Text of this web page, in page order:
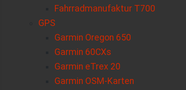
Fahrradmanufaktur T700
GPS
Garmin Oregon 650
Garmin 60CXs
Garmin eTrex 20
Garmin OSM-Karten